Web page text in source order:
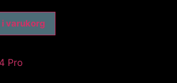
varukorg
Pro